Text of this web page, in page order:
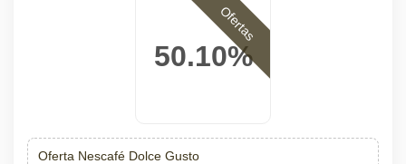
50.10%
Ofertas
Oferta Nescafé Dolce Gusto